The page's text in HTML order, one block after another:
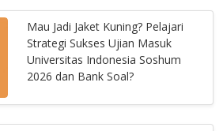
Mau Jadi Jaket Kuning? Pelajari
Strategi Sukses Ujian Masuk
Universitas Indonesia Soshum
2026 dan Bank Soal?